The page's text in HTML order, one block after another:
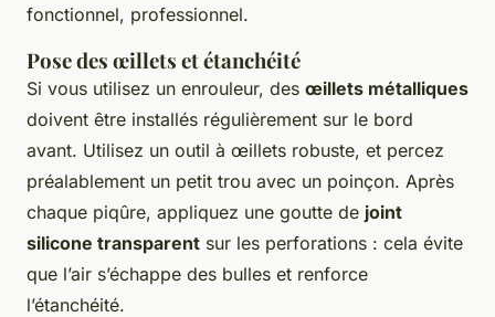
fonctionnel, professionnel.
Pose des œillets et étanchéité
Si vous utilisez un enrouleur, des œillets métalliques
doivent être installés régulièrement sur le bord
avant. Utilisez un outil à œillets robuste, et percez
préalablement un petit trou avec un poinçon. Après
chaque piqûre, appliquez une goutte de joint
silicone transparent sur les perforations : cela évite
que l’air s’échappe des bulles et renforce
l’étanchéité.